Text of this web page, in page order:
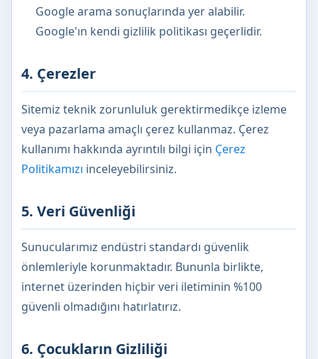
Google arama sonuçlarında yer alabilir.
Google'ın kendi gizlilik politikası geçerlidir.
4. Çerezler
Sitemiz teknik zorunluluk gerektirmedikçe izleme
veya pazarlama amaçlı çerez kullanmaz. Çerez
kullanımı hakkında ayrıntılı bilgi için Çerez
Politikamızı inceleyebilirsiniz.
5. Veri Güvenliği
Sunucularımız endüstri standardı güvenlik
önlemleriyle korunmaktadır. Bununla birlikte,
internet üzerinden hiçbir veri iletiminin %100
güvenli olmadığını hatırlatırız.
6. Çocukların Gizliliği